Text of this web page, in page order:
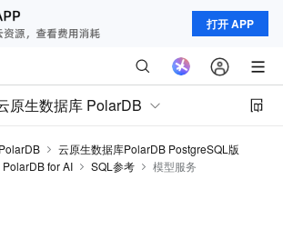
打开 APP
原生数据库 PolarDB
云原生数据库PolarDB PostgreSQL版
PolarDB for AI SQL参考 模型服务